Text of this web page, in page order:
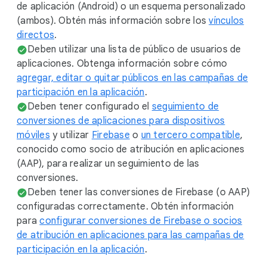
de aplicación (Android) o un esquema personalizado
(ambos). Obtén más información sobre losvínculos
directos.
Deben utilizar una lista de público de usuarios de
aplicaciones. Obtenga información sobre cómo
agregar, editar o quitar públicos en las campañas de
participación en la aplicación.
Deben tener configurado el seguimiento de
conversiones de aplicaciones para dispositivos
móviles y utilizar Firebase o un tercero compatible,
conocido como socio de atribución en aplicaciones
(AAP), para realizar un seguimiento de las
conversiones.
Deben tener las conversiones de Firebase (o AAP)
configuradas correctamente. Obtén información
paraconfigurar conversiones de Firebase o socios
de atribución en aplicaciones para las campañas de
participación en la aplicación.